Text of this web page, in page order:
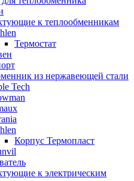
к теплообменникам
Термостат
из нержавеющей стали
Tech
Корпус Термопласт
к электрическим